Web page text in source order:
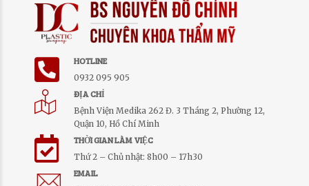
HOTLINE
0932 095 905
ĐỊA CHỈ
Bệnh Viện Medika 262 Đ. 3 Tháng 2, Phường 12,
Quận 10, Hồ Chí Minh
THỜI GIAN LÀM VIỆC
Thứ 2 – Chủ nhật: 8h00 – 17h30
EMAIL